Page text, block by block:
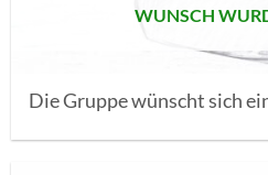
WUNSCH
Die Gruppe wünscht sich